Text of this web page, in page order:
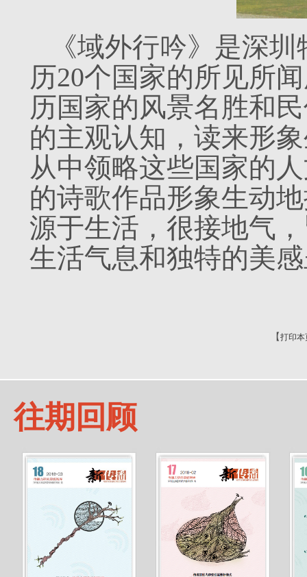
《域外行吟》是深
历20个国家的所见所
历国家的风景名胜和
的主观认知，读来形
从中领略这些国家的
的诗歌作品形象生动
源于生活，很接地气
生活气息和独特的美
【 打印本
往期回顾